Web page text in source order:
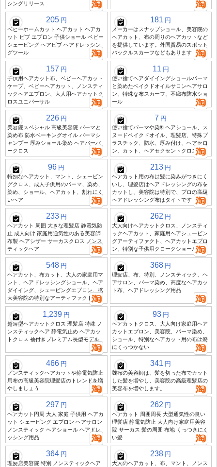
シングリリース
205 円
ベビーホームカット ヘアカット ヘアカ
ット ビブ エプロン 子供ショール ベビー
シェービング ヘアビブ ヘアドレッシン
グツール
181 円
メーカーはスナップショール、美容院の
ヘアカット、布の周りのヘアカットなど
を提供しています。外国貿易のスポット
バックルスカーフなどもあります
157 円
子供用ヘアカット布、ベビーヘアカット
ケープ、ベビーヘアカット、ノンスティ
ックヘアエプロン、大人用ヘアカットク
ロスユニバーサル
11 円
使い捨てヘアダイイングショールパーマ
と染めたベイクドオイルサロンヘアサロ
ン、特殊な布スカーフ、不織布防水ショ
ール
226 円
美容院スペシャル 高級美容院 パーマと
染め布 防水ベーキングオイル パーマシ
ャンプー 厚みショール染め ヘアバーバ
ークロス
7 円
使い捨てパーマや染料ヘアショール、ス
ヌードベイクドオイル、理髪店、特殊プ
ラスチック、防水、厚み付け、ヘアセロ
ン、カット、ヘアセクセントクロス
96 円
特別なヘアカット、マント、シェービン
グクロス、成人子供用のパーマ、染め、
染め、ショール、ヘアカット、割れにく
いヘア
213 円
ヘアカット用の布は髪に染みがつきにく
いし、理髪店はヘアドレッシングの布を
カットし、美容院は特別で、プロの高級
ヘアドレッシング布はタイトです
233 円
ヘアカット 周囲 大きな理髪店 静電気防
止 成人向け 家庭用通気性のある美容師
布製 ヘアシザー サーカスクロス ノンス
ティックヘア
262 円
大人向けヘアカットクロス、ノンスティ
ックヘアカット、家庭用ヘアシェービン
グアーティファクト、ヘアカットエプロ
ン、特別な子供用クロークショール
548 円
ヘアカット、布カット、大人の家庭用マ
ント、ヘアドレッシングショール、ヘア
ダイイング、シェービングエプロン、拡
大美容院の特別なアーティファクト
368 円
理髪店、布、特別、ノンスティック、ヘ
アサロン、パーマ染め、高度なヘアカッ
ト布、ヘアドレッシング用品
1,239 円
超薄型ヘアカットクロス 理髪店 特殊 ノ
ンスティックヘア 静電気止め ヘアカッ
トクロス 袖付きプレミアム長型モデル
93 円
ヘアカットクロス、大人向け家庭用ヘア
カットエプロン、美容院、パーマ染め、
ショール、特別なヘアカット用の布は髪
にくっつかない
466 円
ノンスティックヘアカットや静電気防止
用布の高級美容院理髪店のトレンドを増
やしましょう
341 円
魏布の美容師は、髪を切った布でカット
した髪を増やし、美容院の高級理髪店の
美容布を増やします。
297 円
ヘアカット円周 大人 家庭 子供用 ヘアカ
ット シェービング エプロン ヘアサロン
ノンスティック ヘアショール ヘアドレ
ッシング用品
262 円
ヘアカット 周囲周長 大型通気性の良い
理髪店 静電気防止 大人向け家庭用美容
院 サーカス 髪の周囲 布地 くっつきにく
い髪
364 円
理髪店美容院 特別 ノンスティックヘア
238 円
大人のヘアカット、布、マント、ノンス